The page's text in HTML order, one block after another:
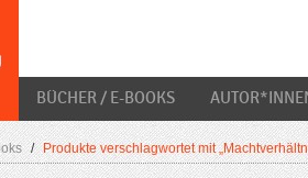
BÜCHER / E-BOOKS
/ Produkte verschlagwortet mit